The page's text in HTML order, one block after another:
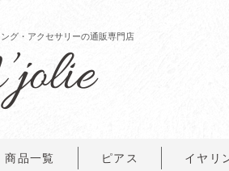
グ・アクセサリーの通販専門店
商品一覧 ピアス イヤリ